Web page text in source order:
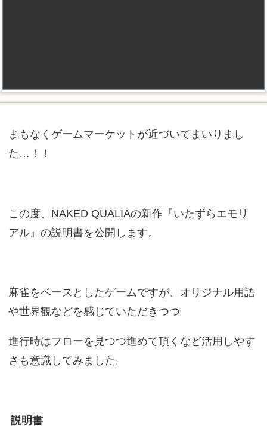
まもなくゲームマーケットが近づいてまいりまし
た…！！
この度、NAKED QUALIAの新作『いたずらエモリ
アル』の説明書を公開します。
麻雀をベースとしたゲームですが、オリジナル用語
や世界観などを感じていただきつつ
進行時はフローを見つつ進めて頂くなど活用しやす
さも意識してみました。
説明書